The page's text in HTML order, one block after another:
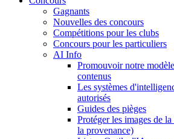
Gagnants
Nouvelles des concours
Compétitions pour les clubs
Concours pour les particuliers
AI Info
Promouvoir notre
contenus
Les systèmes
autorisés
Guides des pièges
Protéger les images de
la provenance)